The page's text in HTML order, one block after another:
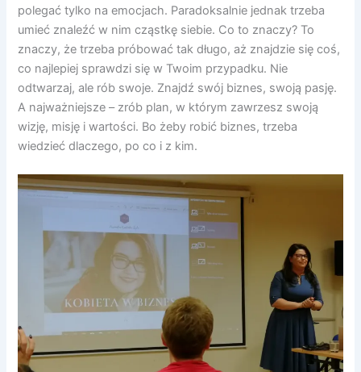
polegać tylko na emocjach. Paradoksalnie jednak trzeba
umieć znaleźć w nim cząstkę siebie. Co to znaczy? To
znaczy, że trzeba próbować tak długo, aż znajdzie się coś,
co najlepiej sprawdzi się w Twoim przypadku. Nie
odtwarzaj, ale rób swoje. Znajdź swój biznes, swoją pasję.
A najważniejsze – zrób plan, w którym zawrzesz swoją
wizję, misję i wartości. Bo żeby robić biznes, trzeba
wiedzieć dlaczego, po co i z kim.